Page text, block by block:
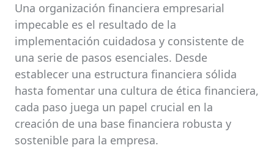
Una organización financiera empresarial
impecable es el resultado de la
implementación cuidadosa y consistente de
una serie de pasos esenciales. Desde
establecer una estructura financiera sólida
hasta fomentar una cultura de ética financiera,
cada paso juega un papel crucial en la
creación de una base financiera robusta y
sostenible para la empresa.